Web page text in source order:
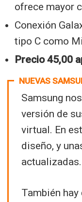
ofrece mayor
Conexión
tipo C como
Precio 45,00
NUEVAS
Samsung
versión de
virtual. En
diseño, y
actualizadas.
También